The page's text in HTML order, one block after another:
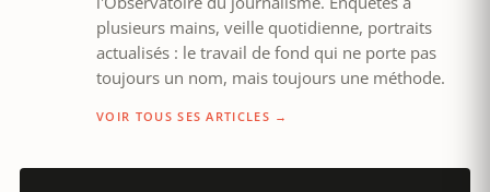
plusieurs mains, veille quotidienne, portraits
actualisés : le travail de fond qui ne porte pas
toujours un nom, mais toujours une méthode.
VOIR TOUS SES ARTICLES →